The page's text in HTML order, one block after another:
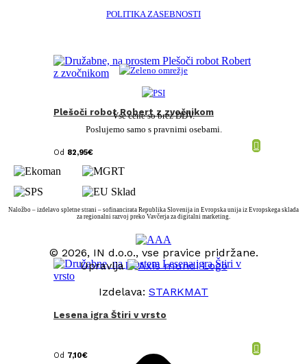
Plešoči robot Robert z zvočnikom
Od 82,95€
Lesena igra Štiri v vrsto
Od 7,10€
POLITIKA ZASEBNOSTI
Vse cene so brez DDV.
Poslujemo samo s pravnimi osebami.
Naložbo – izdelavo spletne strani – sofinancirata Republika Slovenija in Evropska unija iz Evropskega sklada
za regionalni razvoj preko Vavčerja za digitalni marketing.
© 2026, IN d.o.o., vse pravice pridržane.
Upravlja
Izdelava: STARKMAT